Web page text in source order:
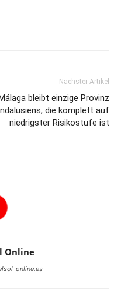
Nächster Artikel
bleibt einzige Provinz
die komplett auf
niedrigster Risikostufe ist
Online
online.es